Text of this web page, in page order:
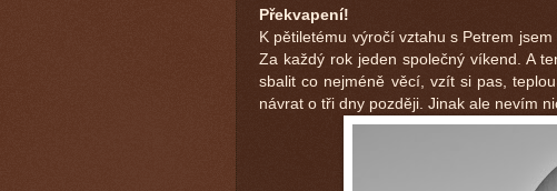
Překvapení!
K pětiletému výročí vztahu s Petrem
Za každý rok jeden společný víkend. A
sbalit co nejméně věcí, vzít si pas,
návrat o tři dny později. Jinak ale nevím